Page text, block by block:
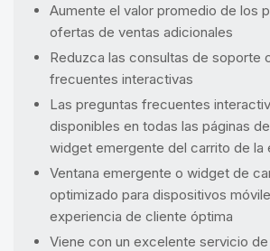
Aumente el valor promedio de los
ofertas de ventas adicionales
Reduzca las consultas de soporte
frecuentes interactivas
Las preguntas frecuentes
disponibles en todas las páginas
widget emergente del carrito de la
Ventana emergente o widget de
optimizado para dispositivos
experiencia de cliente óptima
Viene con un excelente servicio